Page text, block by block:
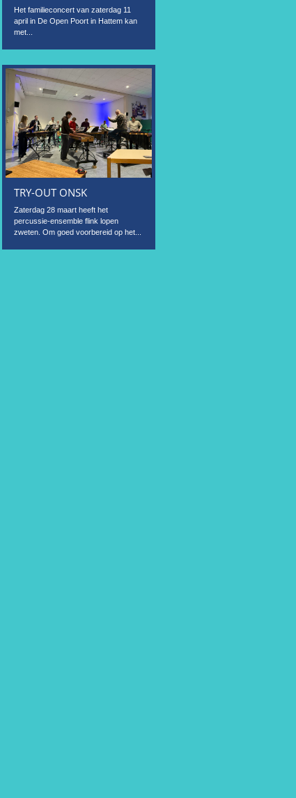
Het familieconcert van zaterdag 11
april in De Open Poort in Hattem kan
met...
TRY-OUT ONSK
Zaterdag 28 maart heeft het
percussie-ensemble flink lopen
zweten. Om goed voorbereid op het...